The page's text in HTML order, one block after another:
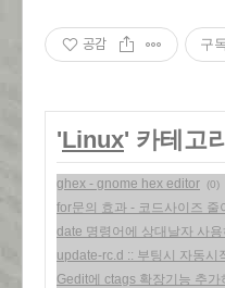
공감 구
'Linux' 카테고
ghex - gnome hex editor (0)
for문의 효과 - 코드사이즈 줄
date 명령어에 상대날자 사
update-rc.d :: 부팅시 자동시
Gedit에 ctags 확장기능 추